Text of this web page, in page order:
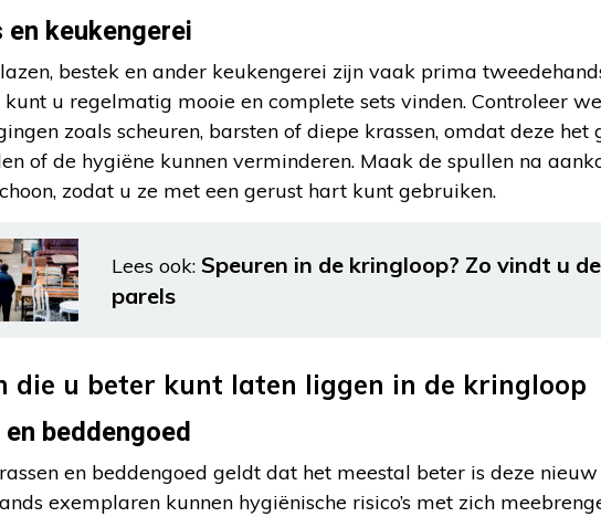
en keukengerei
bestek en ander keukengerei zijn vaak prima
u regelmatig mooie en complete sets vinden. Controleer
zoals scheuren, barsten of diepe krassen, omdat deze het
of de hygiëne kunnen verminderen. Maak de spullen na
zodat u ze met een gerust hart kunt gebruiken.
Lees ook: Speuren in de kringloop? Zo vindt u
parels
die u beter kunt laten liggen in de kringloop
beddengoed
en beddengoed geldt dat het meestal beter is deze
exemplaren kunnen hygiënische risico’s met zich